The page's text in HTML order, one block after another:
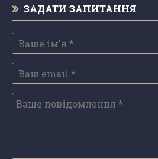
ЗАДАТИ ЗАПИТАННЯ